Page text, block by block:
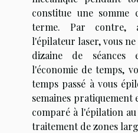
constitue une somme
terme. Par contre,
l'épilateur laser, vous
dizaine de séances
l'économie de temps,
temps passé à vous
semaines
comparé à l'épilation
traitement de zones